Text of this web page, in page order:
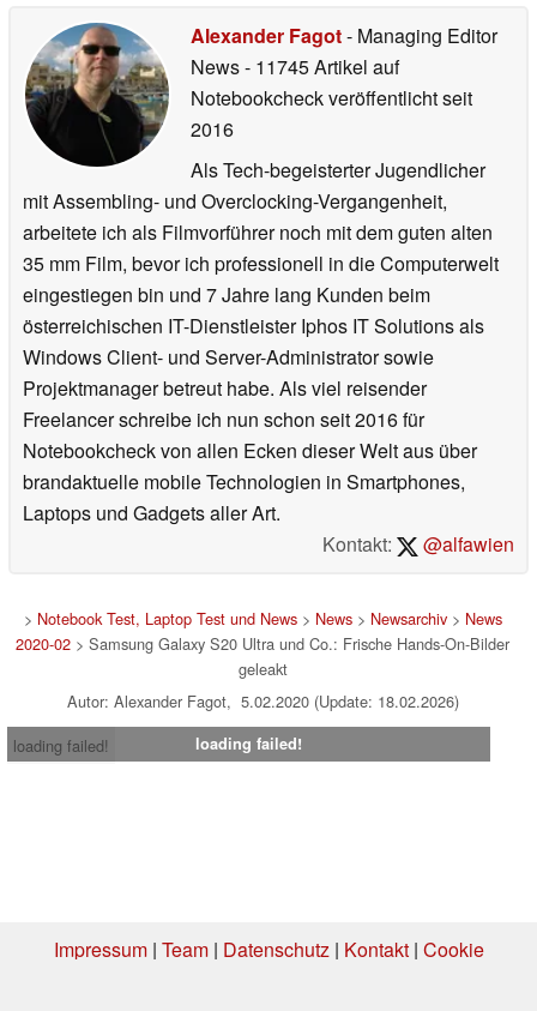
Alexander Fagot- Managing Editor
News- 11745 Artikel auf
Notebookcheck veröffentlichtseit
2016
Als Tech-begeisterter Jugendlicher
mit Assembling- und Overclocking-Vergangenheit,
arbeitete ich als Filmvorführer noch mit dem guten alten
35 mm Film, bevor ich professionell in die Computerwelt
eingestiegen bin und 7 Jahre lang Kunden beim
österreichischen IT-Dienstleister Iphos IT Solutions als
Windows Client- und Server-Administrator sowie
Projektmanager betreut habe. Als viel reisender
Freelancer schreibe ich nun schon seit 2016 für
Notebookcheck von allen Ecken dieser Welt aus über
brandaktuelle mobile Technologien in Smartphones,
Laptops und Gadgets aller Art.
Kontakt:
@alfawien
> Notebook Test, Laptop Test und News> News> Newsarchiv> News
2020-02 > Samsung Galaxy S20 Ultra und Co.: Frische Hands-On-Bilder
geleakt
Autor: Alexander Fagot, 5.02.2020 (Update: 18.02.2026)
loading failed!
loading failed!
Impressum| Team| Datenschutz| Kontakt| Cookie